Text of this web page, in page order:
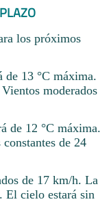
los próximos
de 13 °C máxima.
moderados
de 12 °C máxima.
de 24
de 17 km/h. La
El cielo estará sin